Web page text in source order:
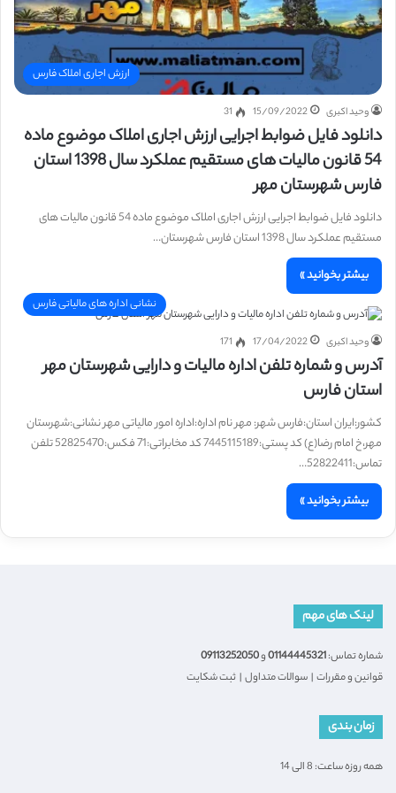
ارزش اجاری املاک فارس
وحید اکبری 15/09/2022
31
دانلود فایل ضوابط اجرایی ارزش اجاری املاک موضوع ماده
54 قانون مالیات های مستقیم عملکرد سال 1398 استان
فارس شهرستان مهر
دانلود فایل ضوابط اجرایی ارزش اجاری املاک موضوع ماده 54 قانون مالیات های
مستقیم عملکرد سال 1398 استان فارس شهرستان…
بیشتر بخوانید »
نشانی اداره های مالیاتی فارس
وحید اکبری 17/04/2022
171
آدرس و شماره تلفن اداره مالیات و دارایی شهرستان مهر
استان فارس
کشور:ایران استان:فارس شهر: مهر نام اداره:اداره امور مالیاتی مهر نشانی:شهرستان
مهر،خ امام رضا(ع) کد پستی:7445115189 کد مخابراتی:71 فکس:52825470 تلفن
تماس:52822411…
بیشتر بخوانید »
لینک های مهم
شماره تماس:01144445321و09113252050
قوانین و مقررات | سوالات متداول | ثبت شکایت
زمان بندی
همه روزه ساعت: 8 الی 14